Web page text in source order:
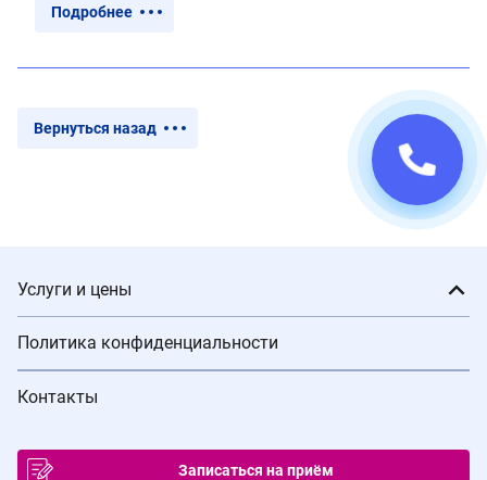
Подробнее
Вернуться назад
Услуги и цены
Политика конфиденциальности
Контакты
Записаться на приём